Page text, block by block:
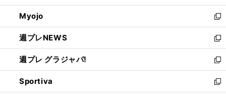
開
く
ウ
で
開
く
ン
ド
ウ
で
開
く
ウ
ィ
ン
ド
ウ
で
開
く
Myojo
新
し
い
ウ
ィ
ン
ド
週プレNEWS
新
し
い
ウ
ィ
週プレ グラジャパ!
新
し
い
Sportiva
新